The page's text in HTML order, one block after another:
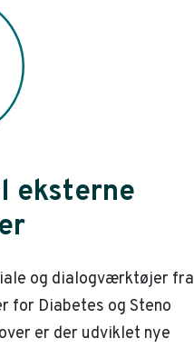
eksterne
og dialogværktøjer fra
for Diabetes og Steno
er der udviklet nye